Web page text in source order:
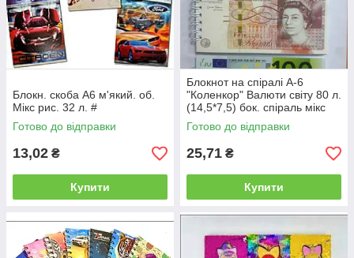
Блокн. скоба А6 м'який. об.
Мікс рис. 32 л. #
Готово до відправки
13,02 ₴
Купити
Блокнот на спіралі А-6
"Коленкор" Валюти світу 80 л.
(14,5*7,5) бок. спіраль мікс
малюнків
Готово до відправки
25,71 ₴
Купити